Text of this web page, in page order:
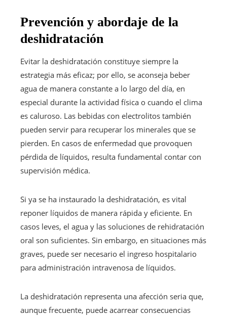
Prevención y abordaje de la
deshidratación
Evitar la deshidratación constituye siempre la
estrategia más eficaz; por ello, se aconseja beber
agua de manera constante a lo largo del día, en
especial durante la actividad física o cuando el clima
es caluroso. Las bebidas con electrolitos también
pueden servir para recuperar los minerales que se
pierden. En casos de enfermedad que provoquen
pérdida de líquidos, resulta fundamental contar con
supervisión médica.
Si ya se ha instaurado la deshidratación, es vital
reponer líquidos de manera rápida y eficiente. En
casos leves, el agua y las soluciones de rehidratación
oral son suficientes. Sin embargo, en situaciones más
graves, puede ser necesario el ingreso hospitalario
para administración intravenosa de líquidos.
La deshidratación representa una afección seria que,
aunque frecuente, puede acarrear consecuencias